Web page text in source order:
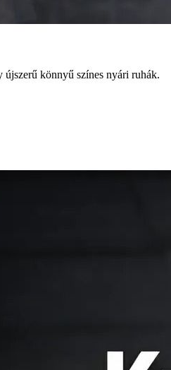
könnyű színes nyári ruhák.